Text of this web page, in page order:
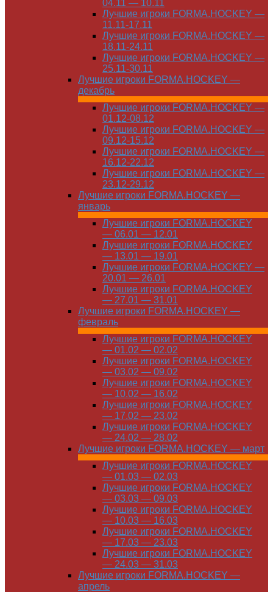
04.11 — 10.11
Лучшие игроки FORMA.HOCKEY —
11.11-17.11
Лучшие игроки FORMA.HOCKEY —
18.11-24.11
Лучшие игроки FORMA.HOCKEY —
25.11-30.11
Лучшие игроки FORMA.HOCKEY —
декабрь
Лучшие игроки FORMA.HOCKEY —
01.12-08.12
Лучшие игроки FORMA.HOCKEY —
09.12-15.12
Лучшие игроки FORMA.HOCKEY —
16.12-22.12
Лучшие игроки FORMA.HOCKEY —
23.12-29.12
Лучшие игроки FORMA.HOCKEY —
январь
Лучшие игроки FORMA.HOCKEY
— 06.01 — 12.01
Лучшие игроки FORMA.HOCKEY
— 13.01 — 19.01
Лучшие игроки FORMA.HOCKEY —
20.01 — 26.01
Лучшие игроки FORMA.HOCKEY
— 27.01 — 31.01
Лучшие игроки FORMA.HOCKEY —
февраль
Лучшие игроки FORMA.HOCKEY
— 01.02 — 02.02
Лучшие игроки FORMA.HOCKEY
— 03.02 — 09.02
Лучшие игроки FORMA.HOCKEY
— 10.02 — 16.02
Лучшие игроки FORMA.HOCKEY
— 17.02 — 23.02
Лучшие игроки FORMA.HOCKEY
— 24.02 — 28.02
Лучшие игроки FORMA.HOCKEY — март
Лучшие игроки FORMA.HOCKEY
— 01.03 — 02.03
Лучшие игроки FORMA.HOCKEY
— 03.03 — 09.03
Лучшие игроки FORMA.HOCKEY
— 10.03 — 16.03
Лучшие игроки FORMA.HOCKEY
— 17.03 — 23.03
Лучшие игроки FORMA.HOCKEY
— 24.03 — 31.03
Лучшие игроки FORMA.HOCKEY —
апрель